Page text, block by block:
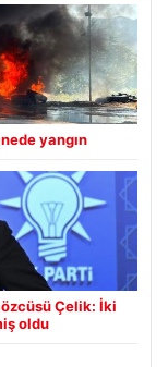
yangın
Çelik: İki
oldu